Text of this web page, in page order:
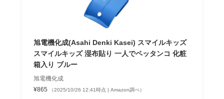
旭電機化成(Asahi Denki Kasei) スマイルキッズ
スマイルキッズ 湿布貼り 一人でペッタンコ 化粧
箱入り ブルー
旭電機化成
¥865
（2025/10/26 12:41時点 | Amazon調べ）